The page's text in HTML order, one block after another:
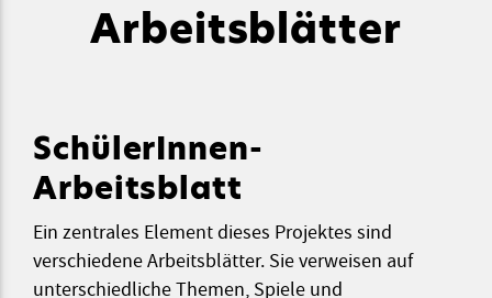
Arbeitsblätter
SchülerInnen-
Arbeitsblatt
Ein zentrales Element dieses Projektes sind
verschiedene Arbeitsblätter. Sie verweisen auf
unterschiedliche Themen, Spiele und